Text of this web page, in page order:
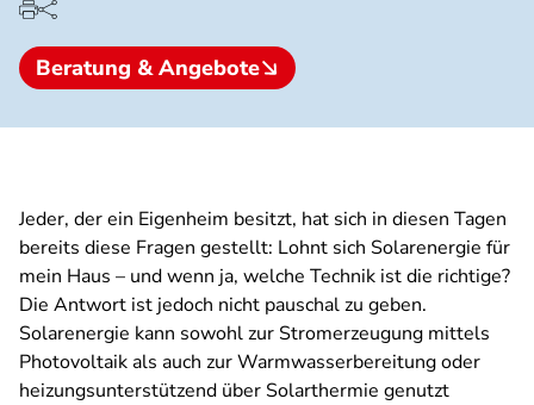
Beratung & Angebote
Jeder, der ein Eigenheim besitzt, hat sich in diesen Tagen
bereits diese Fragen gestellt: Lohnt sich Solarenergie für
mein Haus – und wenn ja, welche Technik ist die richtige?
Die Antwort ist jedoch nicht pauschal zu geben.
Solarenergie kann sowohl zur Stromerzeugung mittels
Photovoltaik als auch zur Warmwasserbereitung oder
heizungsunterstützend über Solarthermie genutzt